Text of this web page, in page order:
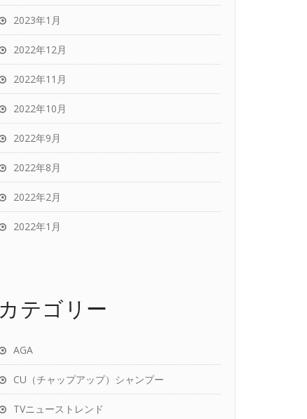
2023年1月
2022年12月
2022年11月
2022年10月
2022年9月
2022年8月
2022年2月
2022年1月
カテゴリー
AGA
CU（チャップアップ）シャンプー
TVニューストレンド